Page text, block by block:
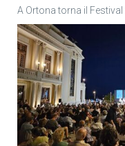
A Ortona torna il